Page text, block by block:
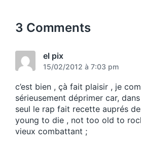
s
o
s
p
t
3 Comments
el pix
15/02/2012 à 7:03 pm
c’est bien , çà fait plaisir , je
sérieusement déprimer car,
seul le rap fait recette auprés
young to die , not too old to
vieux combattant ;